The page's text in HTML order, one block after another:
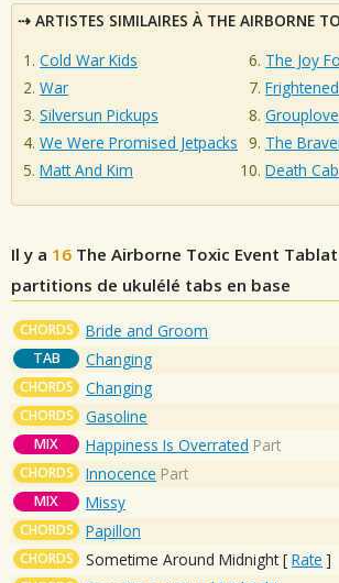
ARTISTES SIMILAIRES À THE AIRBORNE
Cold War Kids
War
Silversun Pickups
We Were Promised Jetpacks
Matt And Kim
The Joy
Grouplove
The
Death
Il y a 16 The Airborne Toxic Event
partitions de ukulélé tabs en base
CHORDS Bride and Groom
TAB Changing
CHORDS Changing
CHORDS Gasoline
MIX Happiness Is Overrated Part
CHORDS Innocence Part
MIX Missy
CHORDS Papillon
CHORDS Sometime Around Midnight[ Rate ]